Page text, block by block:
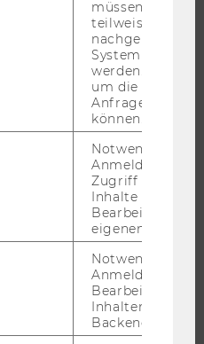
müssen
teilweise von
nachgelagerten
System
werden.
um die Antwort
Anfrage
können.
Notwendig für
Anmeldung und
Zugriff auf
Inhalte oder zur
Bearbeitung des
eigenen Profils.
Notwendig für
Anmeldung und
Bearbeitung von
Inhalten im
Backend.